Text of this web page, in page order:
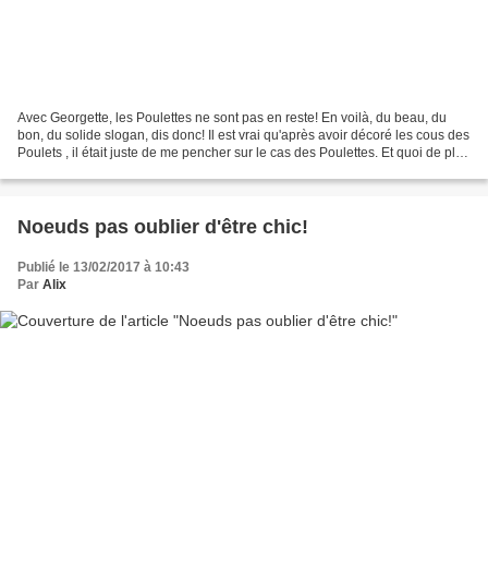
Avec Georgette, les Poulettes ne sont pas en reste! En voilà, du beau, du
bon, du solide slogan, dis donc! Il est vrai qu'après avoir décoré les cous des
Poulets , il était juste de me pencher sur le cas des Poulettes. Et quoi de plus
Noeuds pas oublier d'être chic!
Publié le 13/02/2017 à 10:43
Par Alix